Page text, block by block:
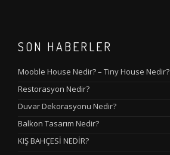
SON HABERLER
Mooble House Nedir? – Tiny House Nedir?
Restorasyon Nedir?
Duvar Dekorasyonu Nedir?
Balkon Tasarım Nedir?
KIŞ BAHÇESİ NEDİR?